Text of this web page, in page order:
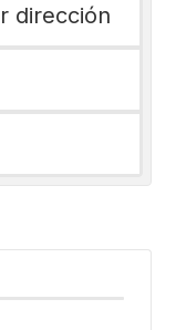
dirección